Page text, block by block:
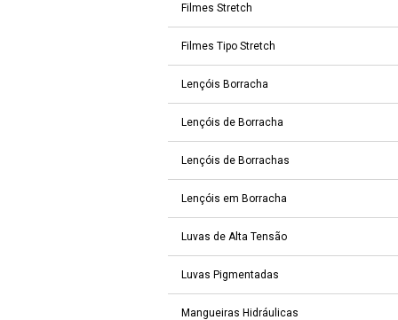
Filmes Stretch
Filmes Tipo Stretch
Lençóis Borracha
Lençóis de Borracha
Lençóis de Borrachas
Lençóis em Borracha
Luvas de Alta Tensão
Luvas Pigmentadas
Mangueiras Hidráulicas